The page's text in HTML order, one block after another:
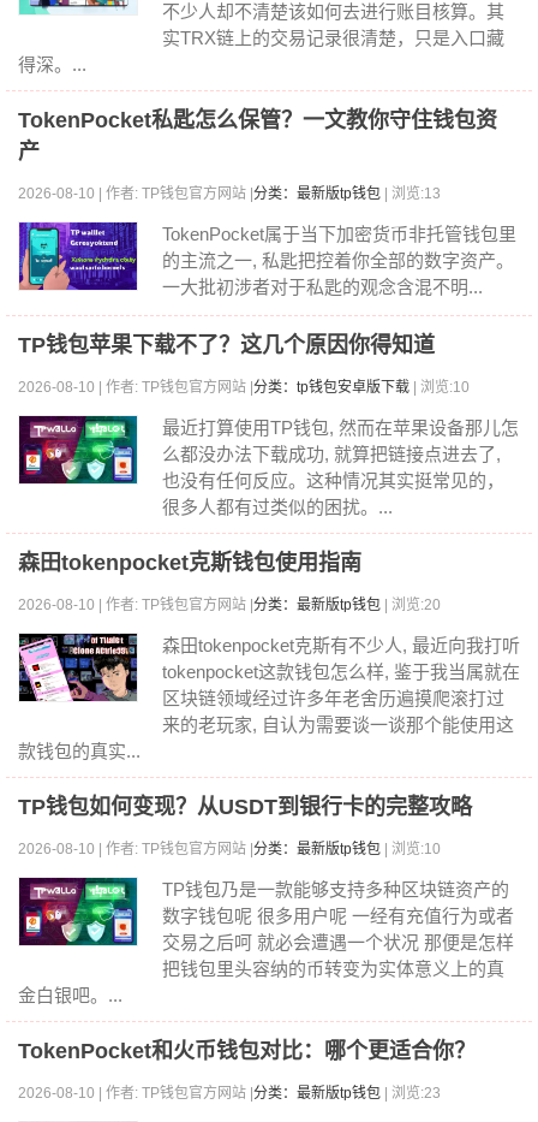
不少人却不清楚该如何去进行账目核算。其
实TRX链上的交易记录很清楚，只是入口藏
得深。...
TokenPocket私匙怎么保管？一文教你守住钱包资
产
2026-08-10 | 作者: TP钱包官方网站 | 分类：最新版tp钱包 | 浏览:13
TokenPocket属于当下加密货币非托管钱包里
的主流之一, 私匙把控着你全部的数字资产。
一大批初涉者对于私匙的观念含混不明...
TP钱包苹果下载不了？这几个原因你得知道
2026-08-10 | 作者: TP钱包官方网站 | 分类：tp钱包安卓版下载 | 浏览:10
最近打算使用TP钱包, 然而在苹果设备那儿怎
么都没办法下载成功, 就算把链接点进去了,
也没有任何反应。这种情况其实挺常见的，
很多人都有过类似的困扰。...
森田tokenpocket克斯钱包使用指南
2026-08-10 | 作者: TP钱包官方网站 | 分类：最新版tp钱包 | 浏览:20
森田tokenpocket克斯有不少人, 最近向我打听
tokenpocket这款钱包怎么样, 鉴于我当属就在
区块链领域经过许多年老舍历遍摸爬滚打过
来的老玩家, 自认为需要谈一谈那个能使用这
款钱包的真实...
TP钱包如何变现？从USDT到银行卡的完整攻略
2026-08-10 | 作者: TP钱包官方网站 | 分类：最新版tp钱包 | 浏览:10
TP钱包乃是一款能够支持多种区块链资产的
数字钱包呢 很多用户呢 一经有充值行为或者
交易之后呵 就必会遭遇一个状况 那便是怎样
把钱包里头容纳的币转变为实体意义上的真
金白银吧。...
TokenPocket和火币钱包对比：哪个更适合你？
2026-08-10 | 作者: TP钱包官方网站 | 分类：最新版tp钱包 | 浏览:23